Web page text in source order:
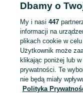
KATEGORIA
Mapa kategorii
Mapa miejscowości
Dbamy o
My i nasi 447
informacji na
plikach cookie w
Użytkownik może
klikając poniżej lub
prywatności. Te
nie będą miały
Polityka